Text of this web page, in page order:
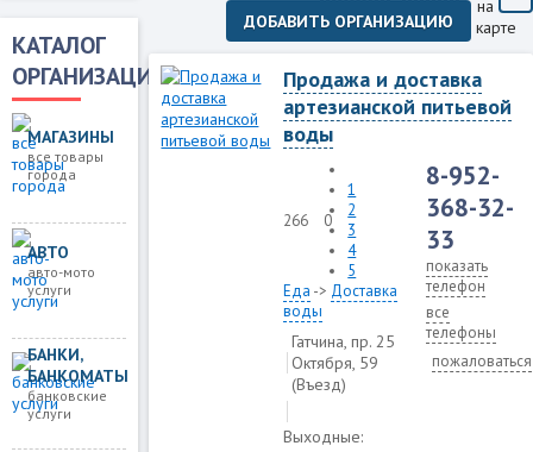
КАТАЛОГ
ОРГАНИЗАЦИЙ
МАГАЗИНЫ
все товары
города
АВТО
авто-мото
услуги
БАНКИ,
БАНКОМАТЫ
банковские
услуги
ДОБАВИТЬ ОРГАНИЗАЦИЮ
Продажа и доставка
артезианской питьевой
воды
266 0
1
2
3
4
5
Еда -> Доставка
воды
Гатчина, пр. 25
Октября, 59
(Въезд)
Выходные:
8-952-
368-32-
33
показать
телефон
все
телефоны
пожаловаться